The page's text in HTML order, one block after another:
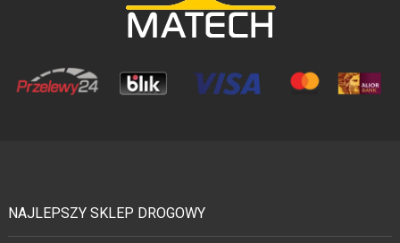
NAJLEPSZY SKLEP DROGOWY